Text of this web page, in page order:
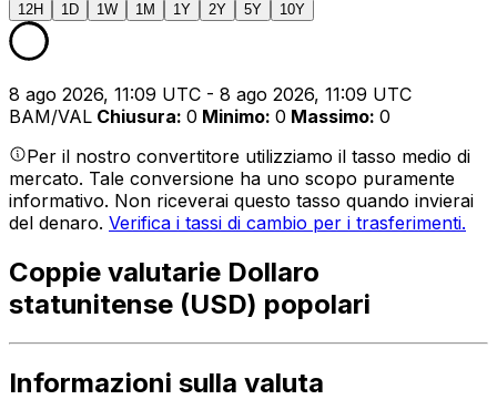
12H 1D 1W 1M 1Y 2Y 5Y 10Y
8 ago 2026, 11:09 UTC - 8 ago 2026, 11:09 UTC
BAM/VAL Chiusura: 0 Minimo: 0 Massimo: 0
Per il nostro convertitore utilizziamo il tasso medio di
mercato. Tale conversione ha uno scopo puramente
informativo. Non riceverai questo tasso quando invierai
del denaro. Verifica i tassi di cambio per i trasferimenti.
Coppie valutarie Dollaro
statunitense (USD) popolari
Informazioni sulla valuta